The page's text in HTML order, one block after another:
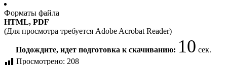
Форматы файла
HTML, PDF
(Для просмотра требуется Adobe Acrobat Reader)
Подождите, идет подготовка к скачиванию: 10 сек.
Просмотрено: 208